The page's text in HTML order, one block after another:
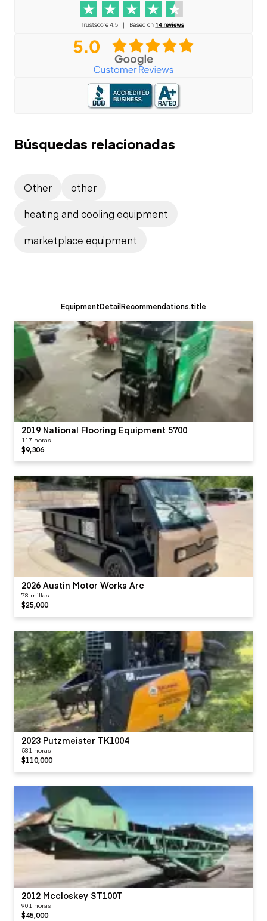
Búsquedas relacionadas
Other
other
heating and cooling equipment
marketplace equipment
EquipmentDetailRecommendations.title
2019 National Flooring Equipment 5700
117 horas
$9,306
2026 Austin Motor Works Arc
78 millas
$25,000
2023 Putzmeister TK1004
581 horas
$110,000
2012 Mccloskey ST100T
901 horas
$45,000